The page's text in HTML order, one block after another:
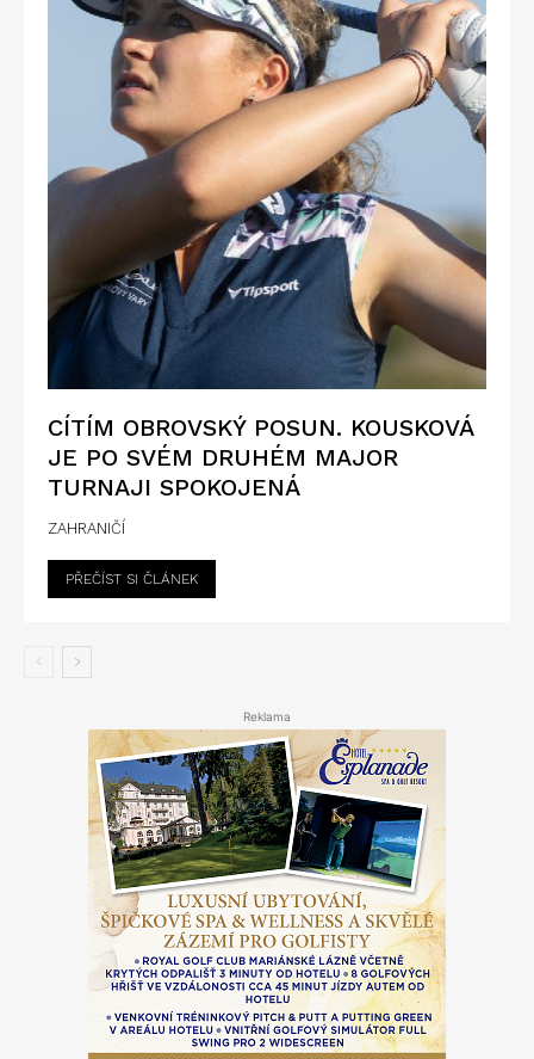
CÍTÍM OBROVSKÝ POSUN. KOUSKOVÁ
JE PO SVÉM DRUHÉM MAJOR
TURNAJI SPOKOJENÁ
ZAHRANIČÍ
PŘEČÍST SI ČLÁNEK
Reklama